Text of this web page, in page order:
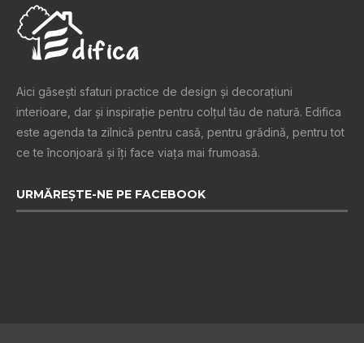
Aici găsești sfaturi practice de design şi decoraţiuni
interioare, dar și inspiraţie pentru colţul tău de natură. Edifica
este agenda ta zilnică pentru casă, pentru grădină, pentru tot
ce te înconjoară şi îţi face viaţa mai frumoasă.
URMĂREȘTE-NE PE FACEBOOK